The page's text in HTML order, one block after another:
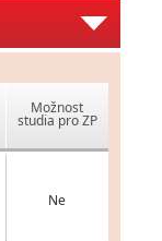
Možnost
studia pro ZP
Ne